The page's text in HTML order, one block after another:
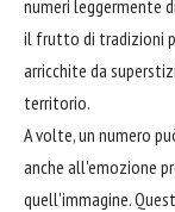
numeri leggermente
il frutto di tradizioni
arricchite da
territorio.
A volte, un numero
anche all'emozione
quell'immagine.